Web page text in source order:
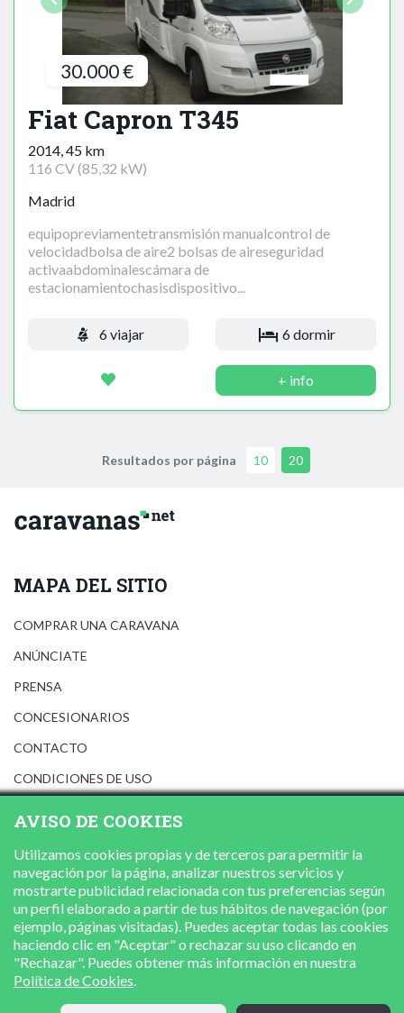
30.000 €
Fiat Capron T345
2014, 45 km
116 CV (85,32 kW)
Madrid
equipopreviamentetransmisión manualcontrol de
velocidadbolsa de aire2 bolsas de aireseguridad
activaabdominalescámara de
estacionamientochasisdispositivo...
6 viajar 6 dormir
+ info
Resultados por página 10 20
MAPA DEL SITIO
COMPRAR UNA CARAVANA
ANÚNCIATE
PRENSA
CONCESIONARIOS
CONTACTO
CONDICIONES DE USO
POLÍTICA DE COOKIES
AVISO DE COOKIES
Utilizamos cookies propias y de terceros para permitir la
navegación por la página, analizar nuestros servicios y
mostrarte publicidad relacionada con tus preferencias según
un perfil elaborado a partir de tus hábitos de navegación (por
ejemplo, páginas visitadas). Puedes aceptar todas las cookies
haciendo clic en "Aceptar" o rechazar su uso clicando en
"Rechazar". Puedes obtener más información en nuestra
Política de Cookies.